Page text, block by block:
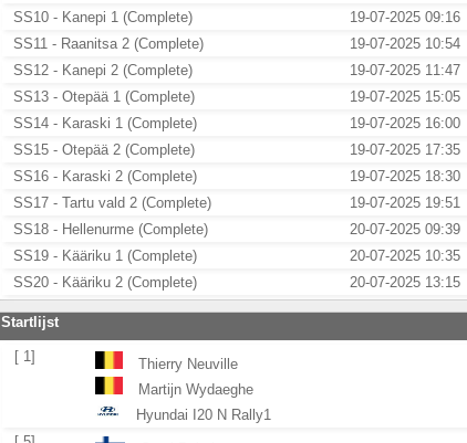
SS10 - Kanepi 1 (Complete)
19-07-2025 09:16
SS11 - Raanitsa 2 (Complete)
19-07-2025 10:54
SS12 - Kanepi 2 (Complete)
19-07-2025 11:47
SS13 - Otepää 1 (Complete)
19-07-2025 15:05
SS14 - Karaski 1 (Complete)
19-07-2025 16:00
SS15 - Otepää 2 (Complete)
19-07-2025 17:35
SS16 - Karaski 2 (Complete)
19-07-2025 18:30
SS17 - Tartu vald 2 (Complete)
19-07-2025 19:51
SS18 - Hellenurme (Complete)
20-07-2025 09:39
SS19 - Kääriku 1 (Complete)
20-07-2025 10:35
SS20 - Kääriku 2 (Complete)
20-07-2025 13:15
Startlijst
[ 1]
Thierry Neuville
Martijn Wydaeghe
Hyundai I20 N Rally1